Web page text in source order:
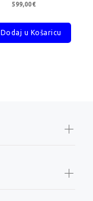
599,00 €
Dodaj u Košaricu